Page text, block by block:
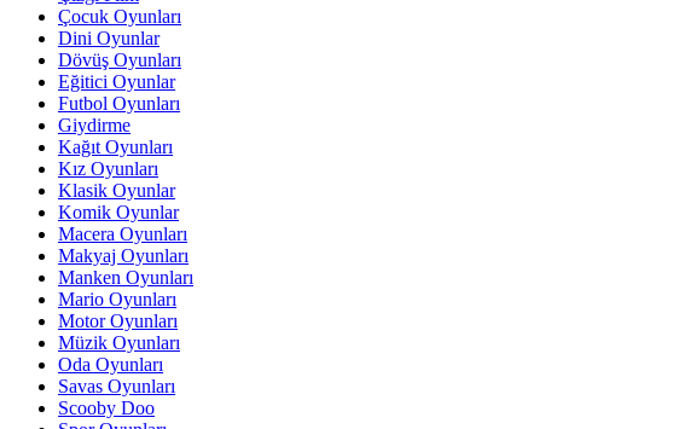
Çocuk Oyunları
Dini Oyunlar
Dövüş Oyunları
Eğitici Oyunlar
Futbol Oyunları
Giydirme
Kağıt Oyunları
Kız Oyunları
Klasik Oyunlar
Komik Oyunlar
Macera Oyunları
Makyaj Oyunları
Manken Oyunları
Mario Oyunları
Motor Oyunları
Müzik Oyunları
Oda Oyunları
Savas Oyunları
Scooby Doo